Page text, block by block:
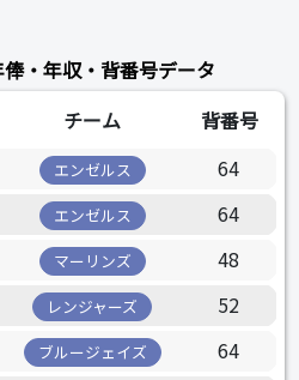
・年収・背番号データ
チーム
背番号
エンゼルス
64
エンゼルス
64
マーリンズ
48
レンジャーズ
52
ブルージェイズ
64